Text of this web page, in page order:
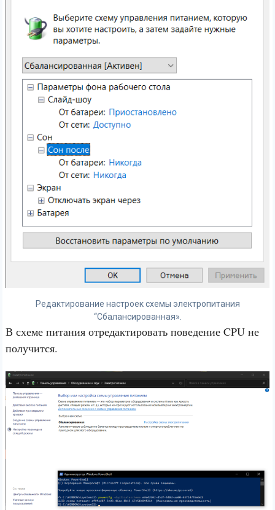
Редактирование настроек схемы электропитания
“Сбалансированная».
В схеме питания отредактировать поведение CPU не
получится.